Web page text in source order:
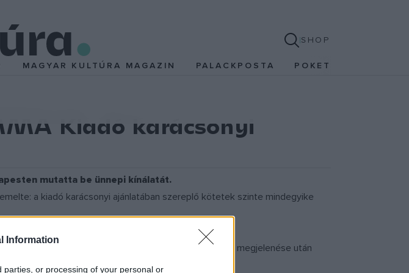
Information
or processing of your personal or
SHOP
MAGYAR KULTÚRA MAGAZIN PALACKPOSTA POKET
Kiadó karácsonyi
mutatta be ünnepi kínálatát.
a kiadó karácsonyi ajánlatában szereplő kötetek szinte mindegyike
kapcsolódóan, 85 évvel az
-trilógia első teljes megjelenése után